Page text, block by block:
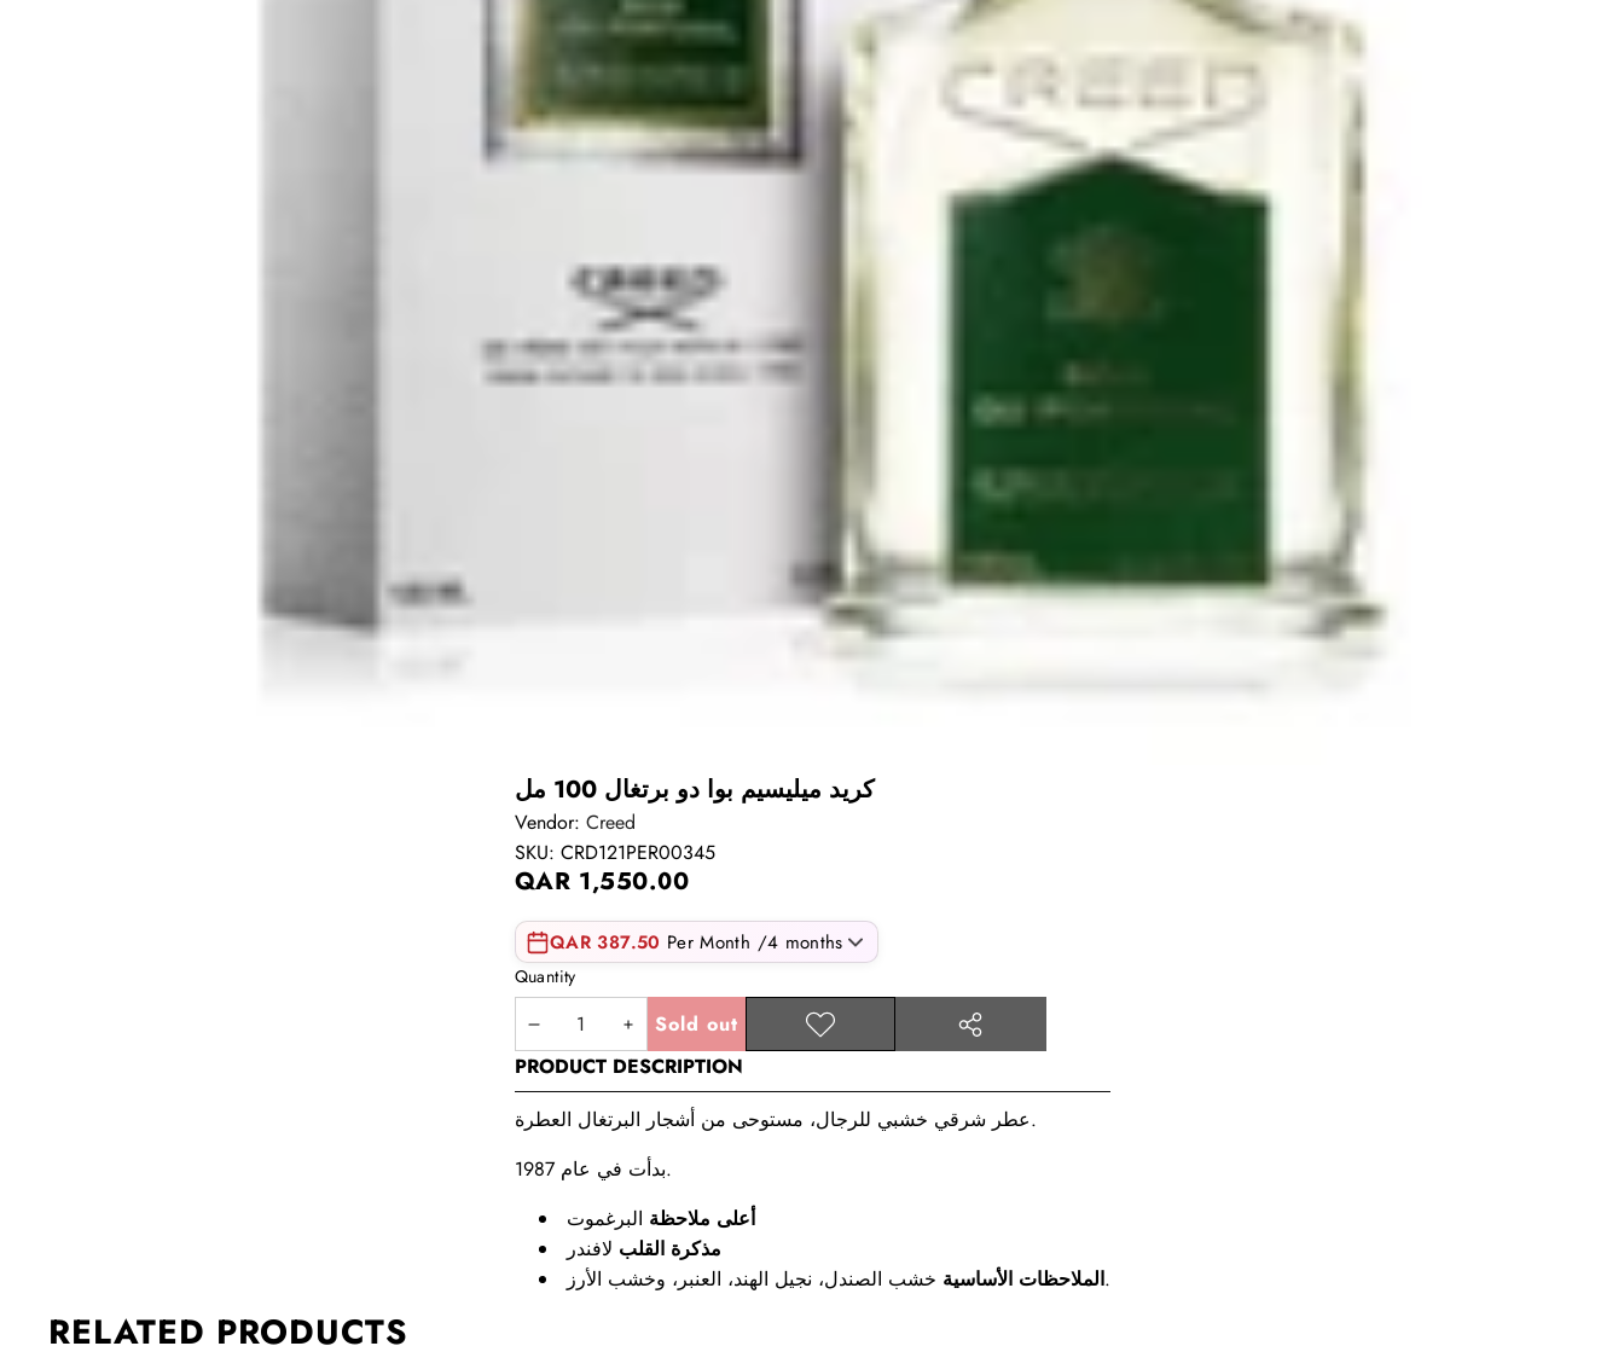
كريد ميليسيم بوا دو برتغال 100 مل
Vendor: Creed
SKU: CRD121PER00345
QAR 1,550.00
QAR 387.50 Per Month /4 months
Quantity
Decrease
quantity
Increase
quantity
Sold out
product
PRODUCT DESCRIPTION
عطر شرقي خشبي للرجال، مستوحى من أشجار البرتغال العطرة.
بدأت في عام 1987.
أعلى ملاحظة البرغموت
مذكرة القلب لافندر
الملاحظات الأساسيةخشب الصندل، نجيل الهند، العنبر، وخشب الأرز.
RELATED PRODUCTS